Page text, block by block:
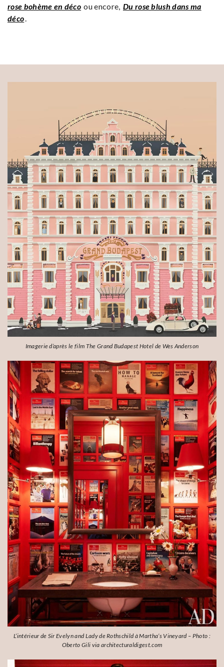
rose bohème en déco ou encore, Du rose blush dans ma
déco
Imagerie d’après le film The Grand Budapest Hotel de Wes Anderson
L’intérieur de Sir Evelyn and Lady de Rothschild à Martha’s Vineyard – Photo :
Oberto Gili via architecturaldigest.com